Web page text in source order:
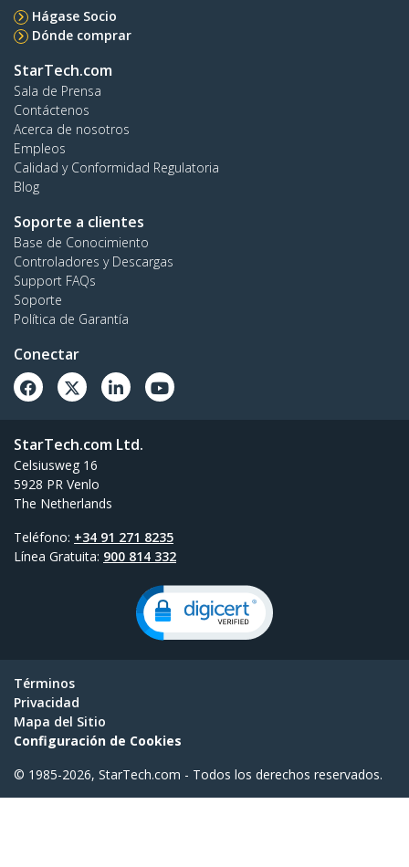
Hágase Socio
Dónde comprar
StarTech.com
Sala de Prensa
Contáctenos
Acerca de nosotros
Empleos
Calidad y Conformidad Regulatoria
Blog
Soporte a clientes
Base de Conocimiento
Controladores y Descargas
Support FAQs
Soporte
Política de Garantía
Conectar
StarTech.com Ltd.
Celsiusweg 16
5928 PR Venlo
The Netherlands
Teléfono: +34 91 271 8235
Línea Gratuita: 900 814 332
Términos
Privacidad
Mapa del Sitio
Configuración de Cookies
© 1985-2026, StarTech.com - Todos los derechos reservados.